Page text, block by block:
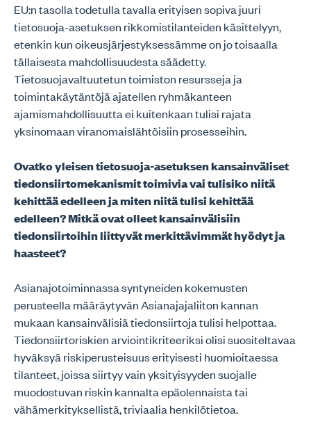
EU:n tasolla todetulla tavalla erityisen sopiva juuri
tietosuoja-asetuksen rikkomistilanteiden käsittelyyn,
etenkin kun oikeusjärjestyksessämme on jo toisaalla
tällaisesta mahdollisuudesta säädetty.
Tietosuojavaltuutetun toimiston resursseja ja
toimintakäytäntöjä ajatellen ryhmäkanteen
ajamismahdollisuutta ei kuitenkaan tulisi rajata
yksinomaan viranomaislähtöisiin prosesseihin.
Ovatko yleisen tietosuoja-asetuksen kansainväliset
tiedonsiirtomekanismit toimivia vai tulisiko niitä
kehittää edelleen ja miten niitä tulisi kehittää
edelleen? Mitkä ovat olleet kansainvälisiin
tiedonsiirtoihin liittyvät merkittävimmät hyödyt ja
haasteet?
Asianajotoiminnassa syntyneiden kokemusten
perusteella määräytyvän Asianajajaliiton kannan
mukaan kansainvälisiä tiedonsiirtoja tulisi helpottaa.
Tiedonsiirtoriskien arviointikriteeriksi olisi suositeltavaa
hyväksyä riskiperusteisuus erityisesti huomioitaessa
tilanteet, joissa siirtyy vain yksityisyyden suojalle
muodostuvan riskin kannalta epäolennaista tai
vähämerkityksellistä, triviaalia henkilötietoa.